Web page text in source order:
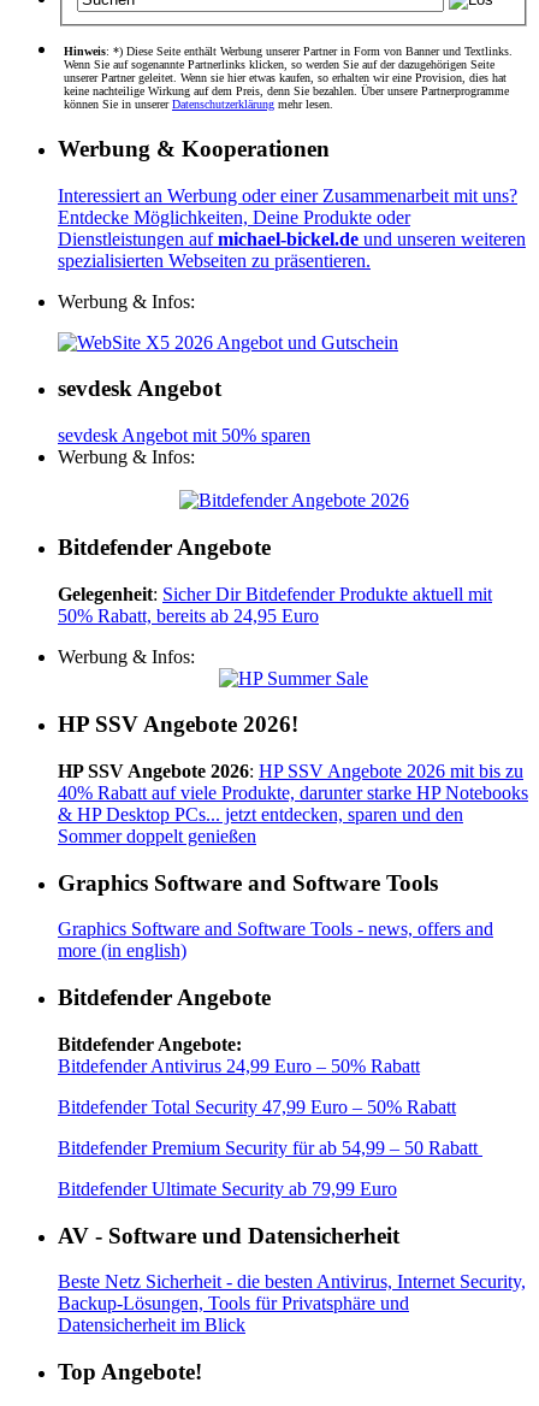
Hinweis: *) Diese Seite enthält Werbung unserer Partner in Form von Banner und Textlinks.
Wenn Sie auf sogenannte Partnerlinks klicken, so werden Sie auf der dazugehörigen Seite
unserer Partner geleitet. Wenn sie hier etwas kaufen, so erhalten wir eine Provision, dies hat
keine nachteilige Wirkung auf dem Preis, denn Sie bezahlen. Über unsere Partnerprogramme
können Sie in unsererDatenschutzerklärung mehr lesen.
Werbung & Kooperationen
Interessiert an Werbung oder einer Zusammenarbeit mit uns?
Entdecke Möglichkeiten, Deine Produkte oder
Dienstleistungen aufmichael-bickel.de und unseren weiteren
spezialisierten Webseiten zu präsentieren.
Werbung & Infos:
sevdesk Angebot
sevdesk Angebot mit 50% sparen
Werbung & Infos:
Bitdefender Angebote
Gelegenheit: Sicher Dir Bitdefender Produkte aktuell mit
50% Rabatt, bereits ab 24,95 Euro
Werbung & Infos:
HP SSV Angebote 2026!
HP SSV Angebote 2026: HP SSV Angebote 2026 mit bis zu
40% Rabatt auf viele Produkte, darunter starke HP Notebooks
& HP Desktop PCs... jetzt entdecken, sparen und den
Sommer doppelt genießen
Graphics Software and Software Tools
Graphics Software and Software Tools - news, offers and
more (in english)
Bitdefender Angebote
Bitdefender Angebote:
Bitdefender Antivirus 24,99 Euro – 50% Rabatt
Bitdefender Total Security 47,99 Euro – 50% Rabatt
Bitdefender Premium Security für ab 54,99 – 50 Rabatt
Bitdefender Ultimate Security ab 79,99 Euro
AV - Software und Datensicherheit
Beste Netz Sicherheit - die besten Antivirus, Internet Security,
Backup-Lösungen, Tools für Privatsphäre und
Datensicherheit im Blick
Top Angebote!